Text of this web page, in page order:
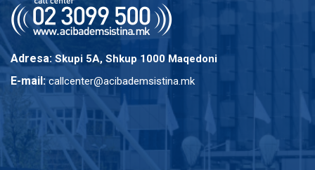
Adresa: Skupi 5A, Shkup 1000 Maqedoni
E-mail: callcenter@acibademsistina.mk